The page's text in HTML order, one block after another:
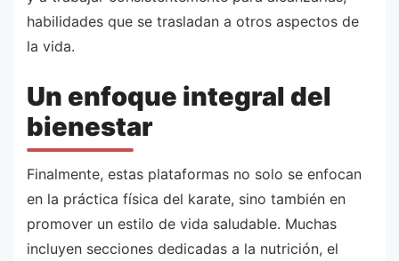
habilidades que se trasladan a otros aspectos de
la vida.
Un enfoque integral del
bienestar
Finalmente, estas plataformas no solo se enfocan
en la práctica física del karate, sino también en
promover un estilo de vida saludable. Muchas
incluyen secciones dedicadas a la nutrición, el